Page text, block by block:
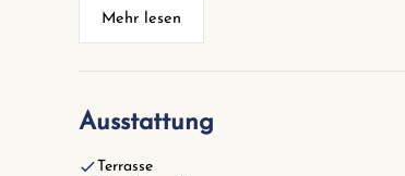
Mehr lesen
Ausstattung
Terrasse